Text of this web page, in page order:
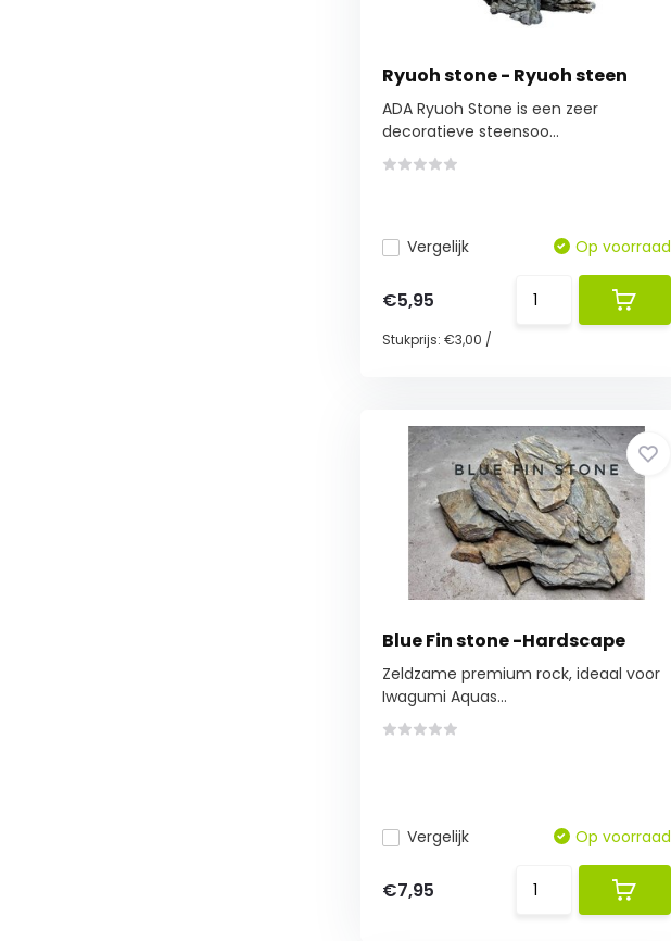
Ryuoh stone - Ryuoh steen
ADA Ryuoh Stone is een zeer
decoratieve steensoo...
Vergelijk Op voorraad
€5,95
Stukprijs: €3,00 /
Blue Fin stone -Hardscape
Zeldzame premium rock, ideaal voor
Iwagumi Aquas...
Vergelijk Op voorraad
€7,95